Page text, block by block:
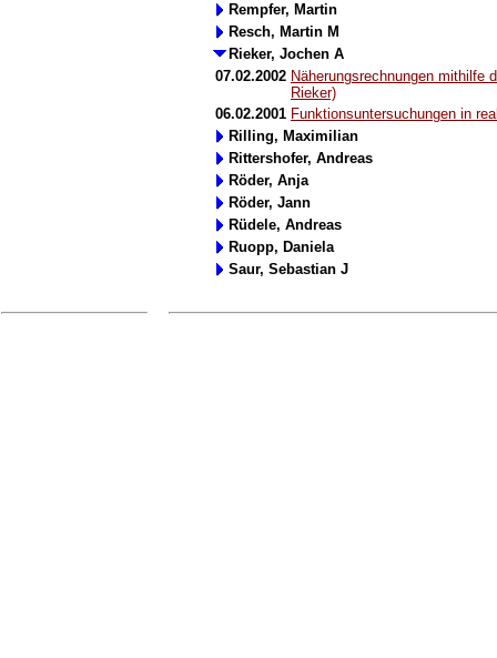
Rempfer, Martin
Resch, Martin M
Rieker, Jochen A
07.02.2002 Näherungsrechnungen mithilfe
Rieker)
06.02.2001 Funktionsuntersuchungen in
Rilling, Maximilian
Rittershofer, Andreas
Röder, Anja
Röder, Jann
Rüdele, Andreas
Ruopp, Daniela
Saur, Sebastian J